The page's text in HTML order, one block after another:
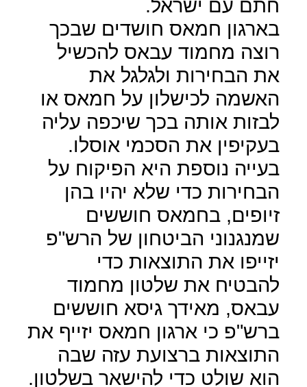
חתם עם ישראל.
בארגון חמאס חושדים שבכך
רוצה מחמוד עבאס להכשיל
את הבחירות ולגלגל את
האשמה לכישלון על חמאס או
לבזות אותה בכך שיכפה עליה
בעקיפין את הסכמי אוסלו.
בעייה נוספת היא הפיקוח על
הבחירות כדי שלא יהיו בהן
זיופים, בחמאס חוששים
שמנגנוני הביטחון של הרש"פ
יזייפו את התוצאות כדי
להבטיח את שלטון מחמוד
עבאס, מאידך גיסא חוששים
ברש"פ כי ארגון חמאס יזייף את
התוצאות ברצועת עזה שבה
הוא שולט כדי להישאר בשלטון.